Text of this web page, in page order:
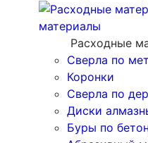
материалы
Расходные
Сверла по
Коронки
Сверла по
Диски
Буры по